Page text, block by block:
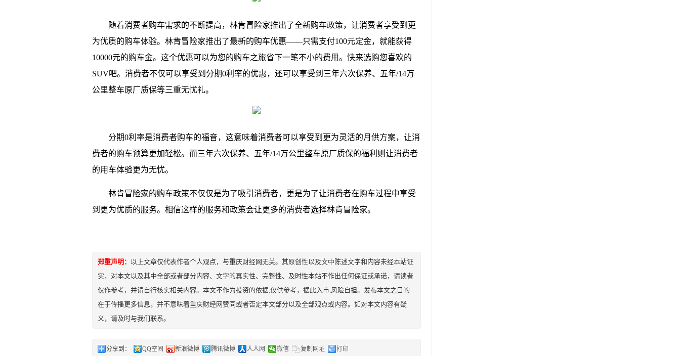
随着消费者购车需求的不断提高，林肯冒险家推出了全新购车政策，让消费者享受到更
为优质的购车体验。林肯冒险家推出了最新的购车优惠——只需支付100元定金，就能获得
10000元的购车金。这个优惠可以为您的购车之旅省下一笔不小的费用。快来选购您喜欢的
SUV吧。消费者不仅可以享受到分期0利率的优惠，还可以享受到三年六次保养、五年/14万
公里整车原厂质保等三重无忧礼。
分期0利率是消费者购车的福音，这意味着消费者可以享受到更为灵活的月供方案，让消
费者的购车预算更加轻松。而三年六次保养、五年/14万公里整车原厂质保的福利则让消费者
的用车体验更为无忧。
林肯冒险家的购车政策不仅仅是为了吸引消费者，更是为了让消费者在购车过程中享受
到更为优质的服务。相信这样的服务和政策会让更多的消费者选择林肯冒险家。
郑重声明： 以上文章仅代表作者个人观点，与重庆财经网无关。其原创性以及文中陈述文字和内容未经本站证
实，对本文以及其中全部或者部分内容、文字的真实性、完整性、及时性本站不作出任何保证或承诺，请读者
仅作参考，并请自行核实相关内容。本文不作为投资的依据,仅供参考，据此入市,风险自担。发布本文之目的
在于传播更多信息，并不意味着重庆财经网赞同或者否定本文部分以及全部观点或内容。如对本文内容有疑
义，请及时与我们联系。
分享到： QQ空间 新浪微博 腾讯微博 人人网 微信 复制网址 打印